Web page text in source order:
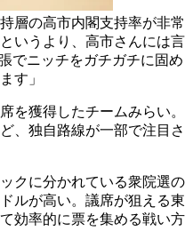
層の高市内閣支持率が非常
いうより、高市さんには言
でニッチをガチガチに固め
す」
を獲得したチームみらい。
、独自路線が一部で注目さ
クに分かれている衆院選の
ルが高い。議席が狙える東
効率的に票を集める戦い方